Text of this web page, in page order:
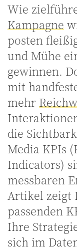
Wie
Kampagne
posten
und Mühe
gewinnen.
mit
mehr
die
Media KPIs
Indicators)
messbaren
Artikel zeigt
passenden
Ihre
sich im